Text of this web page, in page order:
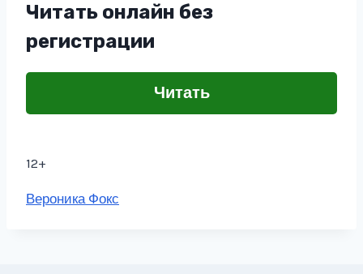
Читать онлайн без
регистрации
Читать
12+
Метки
Вероника Фокс